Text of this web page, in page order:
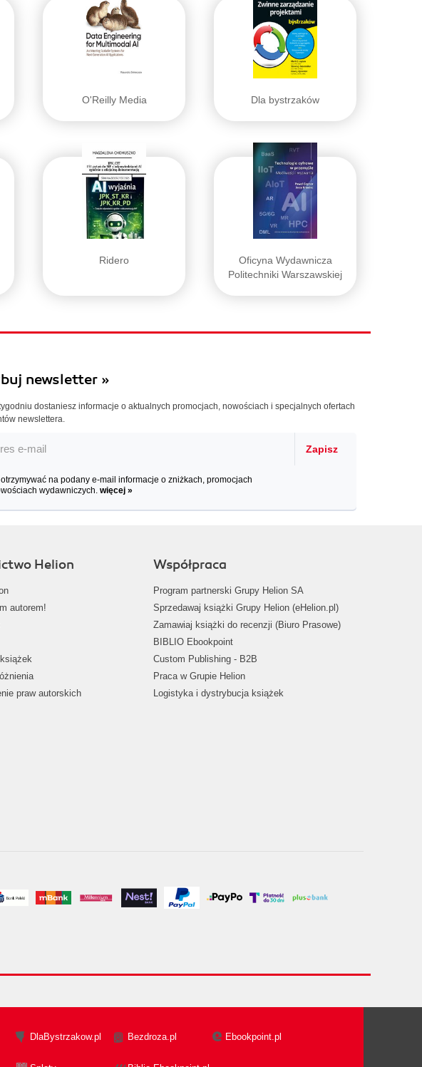
O'Reilly Media Dla bystrzaków
Ridero
Oficyna Wydawnicza
Politechniki Warszawskiej
newsletter »
dostaniesz informacje o aktualnych promocjach, nowościach i specjalnych ofertach
newslettera.
Zapisz
na podany e-mail informacje o zniżkach, promocjach
wydawniczych. więcej »
Helion
autorem!
praw autorskich
Współpraca
Program partnerski Grupy Helion SA
Sprzedawaj książki Grupy Helion (eHelion.pl)
Zamawiaj książki do recenzji (Biuro Prasowe)
BIBLIO Ebookpoint
Custom Publishing - B2B
Praca w Grupie Helion
Logistyka i dystrybucja książek
DlaBystrzakow.pl Bezdroza.pl Ebookpoint.pl